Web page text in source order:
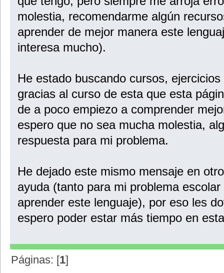
molestia, recomendarme algún
aprender de mejor manera este
interesa mucho).
He estado buscando cursos,
gracias al curso de esta que esta
de a poco empiezo a comprender
espero que no sea mucha molestia,
respuesta para mi problema.
He dejado este mismo mensaje en
ayuda (tanto para mi problema
aprender este lenguaje), por eso les
espero poder estar más tiempo en
Páginas: [1]